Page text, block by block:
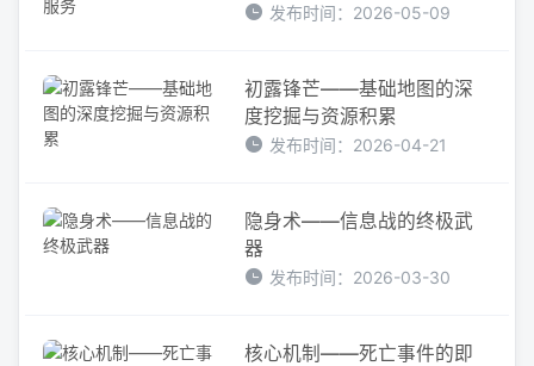
发布时间：2026-05-09
初露锋芒——基础地图的深
度挖掘与资源积累
发布时间：2026-04-21
隐身术——信息战的终极武
器
发布时间：2026-03-30
核心机制——死亡事件的即